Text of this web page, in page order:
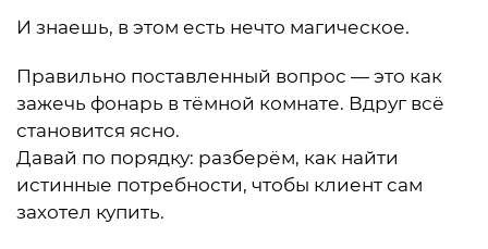
И знаешь, в этом есть нечто магическое.
Правильно поставленный вопрос — это как
зажечь фонарь в тёмной комнате. Вдруг всё
становится ясно.
Давай по порядку: разберём, как найти
истинные потребности, чтобы клиент сам
захотел купить.